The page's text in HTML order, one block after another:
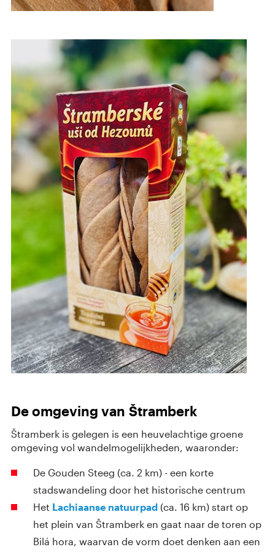
De omgeving van Štramberk
Štramberk is gelegen is een heuvelachtige groene
omgeving vol wandelmogelijkheden, waaronder:
De Gouden Steeg (ca. 2 km) - een korte
stadswandeling door het historische centrum
Het Lachiaanse natuurpad (ca. 16 km) start op
het plein van Štramberk en gaat naar de toren op
Bilá hora, waarvan de vorm doet denken aan een